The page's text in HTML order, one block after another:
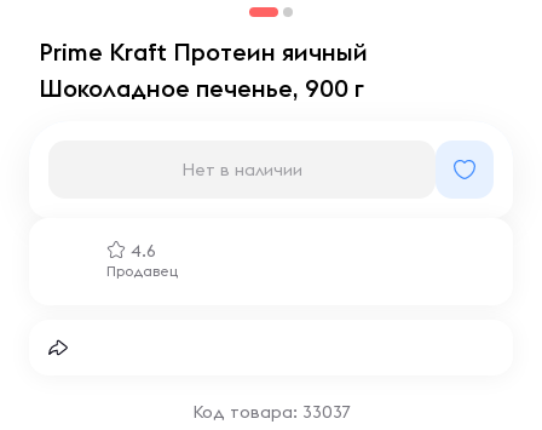
Prime Kraft Протеин яичный
Шоколадное печенье, 900 г
4.6
Продавец
Нет в наличии
Код товара: 33037